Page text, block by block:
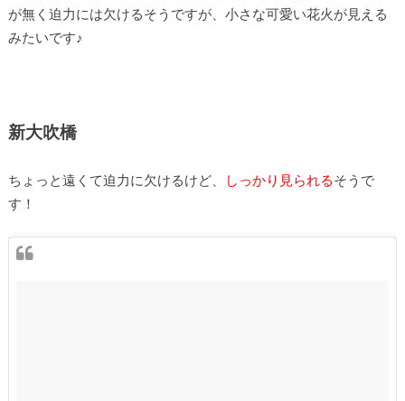
が無く迫力には欠けるそうですが、小さな可愛い花火が見える
みたいです♪
新大吹橋
ちょっと遠くて迫力に欠けるけど、 しっかり見られるそうで
す！